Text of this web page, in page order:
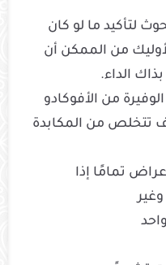
لتأكيد ما لو كان
من الممكن أن
الداء.
من الأفوكادو
تتخلص من المكابدة
تمامًا إذا
وغير
واحد